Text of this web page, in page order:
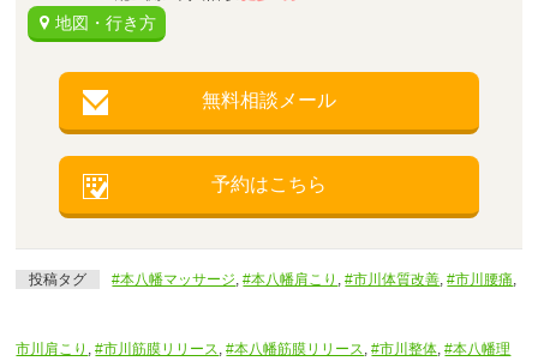
地図・行き方
無料相談メール
予約はこちら
投稿タグ #本八幡マッサージ,#本八幡肩こり ,#市川体質改善,#市川腰痛,
市川肩こり ,#市川筋膜リリース,#本八幡筋膜リリース,#市川整体,#本八幡理